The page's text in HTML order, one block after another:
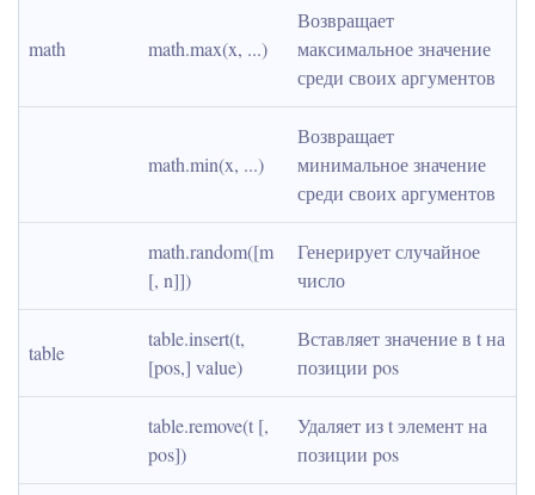
math math.max(x, ...)
Возвращает
максимальное значение
среди своих аргументов
math.min(x, ...)
Возвращает
минимальное значение
среди своих аргументов
math.random([m
[, n]])
Генерирует случайное
число
table
table.insert(t,
[pos,] value)
Вставляет значение в t на
позиции pos
table.remove(t [,
pos])
Удаляет из t элемент на
позиции pos